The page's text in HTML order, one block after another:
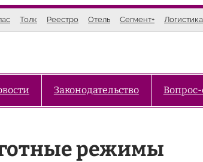
Толк Реестро Отель Сегмент+ Логистика
Законодательство Вопрос-
режимы